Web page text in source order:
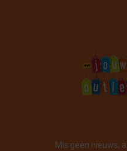
Mis geen nieuws,